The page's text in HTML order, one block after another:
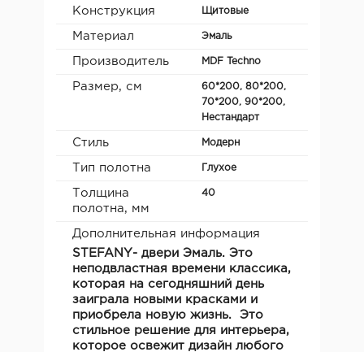
Конструкция Щитовые
Материал Эмаль
Производитель MDF Teсhno
Размер, см
60*200, 80*200,
70*200, 90*200,
Нестандарт
Стиль Модерн
Тип полотна Глухое
Толщина
полотна, мм
40
Дополнительная информация
STEFANY- двери Эмаль. Это
неподвластная времени классика,
которая на сегодняшний день
заиграла новыми красками и
приобрела новую жизнь. Это
стильное решение для интерьера,
которое освежит дизайн любого